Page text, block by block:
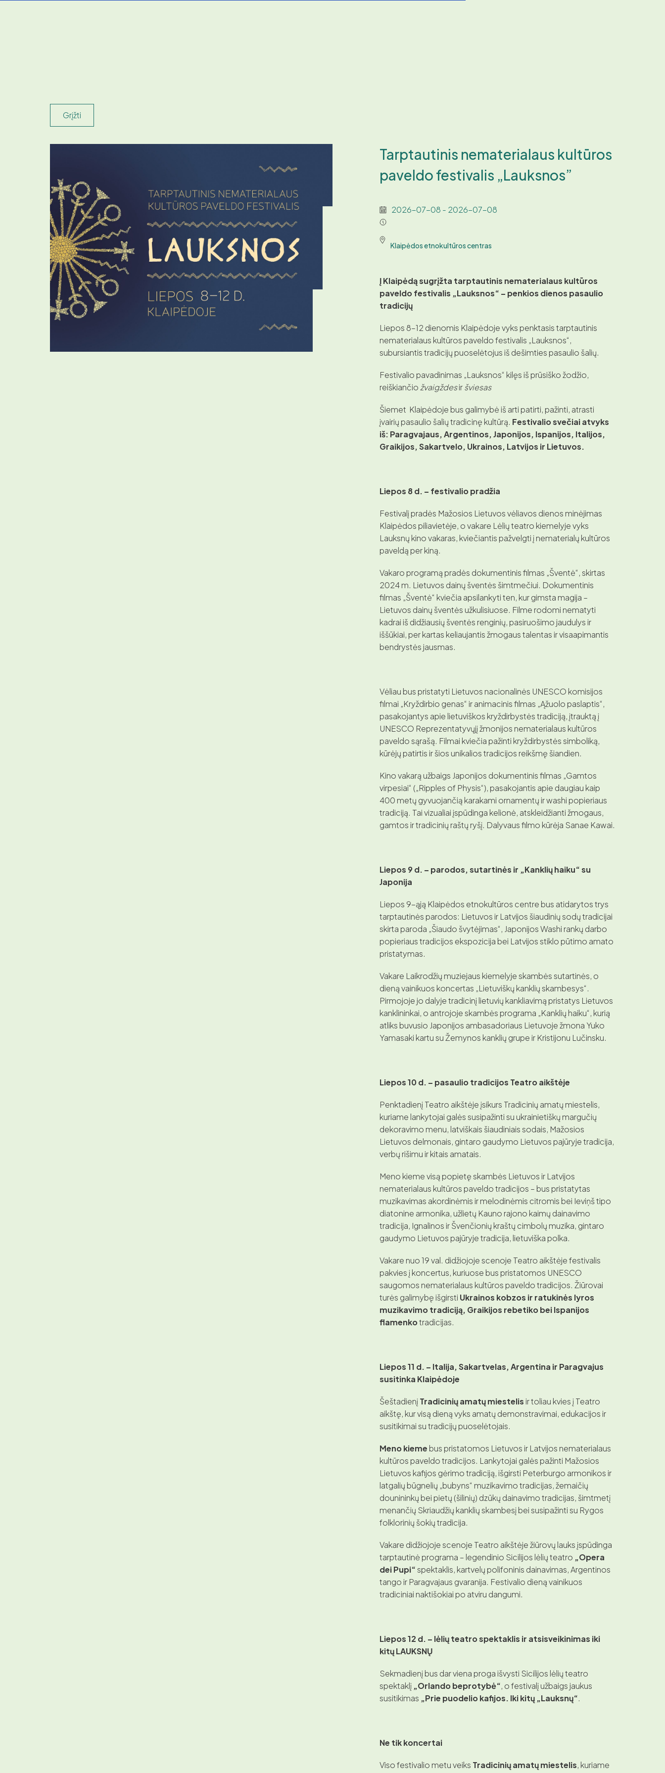
Grįžti
Tarptautinis nematerialaus kultūros
paveldo festivalis „Lauksnos”
2026-07-08 - 2026-07-08
Klaipėdos etnokultūros centras
Į Klaipėdą sugrįžta tarptautinis nematerialaus kultūros
paveldo festivalis „Lauksnos“ – penkios dienos pasaulio
tradicijų
Liepos 8–12 dienomis Klaipėdoje vyks penktasis tarptautinis
nematerialaus kultūros paveldo festivalis „Lauksnos“,
subursiantis tradicijų puoselėtojus iš dešimties pasaulio šalių.
Festivalio pavadinimas „Lauksnos“ kilęs iš prūsiško žodžio,
reiškiančiožvaigždesiršviesas
Šiemet Klaipėdoje bus galimybė iš arti patirti, pažinti, atrasti
įvairių pasaulio šalių tradicinę kultūrą. Festivalio svečiai atvyks
iš: Paragvajaus, Argentinos, Japonijos, Ispanijos, Italijos,
Graikijos, Sakartvelo, Ukrainos, Latvijos ir Lietuvos.
Liepos 8 d. – festivalio pradžia
Festivalį pradės Mažosios Lietuvos vėliavos dienos minėjimas
Klaipėdos piliavietėje, o vakare Lėlių teatro kiemelyje vyks
Lauksnų kino vakaras, kviečiantis pažvelgti į nematerialų kultūros
paveldą per kiną.
Vakaro programą pradės dokumentinis filmas „Šventė“, skirtas
2024 m. Lietuvos dainų šventės šimtmečiui. Dokumentinis
filmas „Šventė“ kviečia apsilankyti ten, kur gimsta magija –
Lietuvos dainų šventės užkulisiuose. Filme rodomi nematyti
kadrai iš didžiausių šventės renginių, pasiruošimo jaudulys ir
iššūkiai, per kartas keliaujantis žmogaus talentas ir visaapimantis
bendrystės jausmas.
Vėliau bus pristatyti Lietuvos nacionalinės UNESCO komisijos
filmai „Kryždirbio genas“ ir animacinis filmas „Ąžuolo paslaptis“,
pasakojantys apie lietuviškos kryždirbystės tradiciją, įtrauktą į
UNESCO Reprezentatyvųjį žmonijos nematerialaus kultūros
paveldo sąrašą. Filmai kviečia pažinti kryždirbystės simboliką,
kūrėjų patirtis ir šios unikalios tradicijos reikšmę šiandien.
Kino vakarą užbaigs Japonijos dokumentinis filmas „Gamtos
virpesiai“ („Ripples of Physis“), pasakojantis apie daugiau kaip
400 metų gyvuojančią karakami ornamentų ir washi popieriaus
tradiciją. Tai vizualiai įspūdinga kelionė, atskleidžianti žmogaus,
gamtos ir tradicinių raštų ryšį. Dalyvaus filmo kūrėja Sanae Kawai.
Liepos 9 d. – parodos, sutartinės ir „Kanklių haiku“ su
Japonija
Liepos 9-ąją Klaipėdos etnokultūros centre bus atidarytos trys
tarptautinės parodos: Lietuvos ir Latvijos šiaudinių sodų tradicijai
skirta paroda „Šiaudo švytėjimas“, Japonijos Washi rankų darbo
popieriaus tradicijos ekspozicija bei Latvijos stiklo pūtimo amato
pristatymas.
Vakare Laikrodžių muziejaus kiemelyje skambės sutartinės, o
dieną vainikuos koncertas „Lietuviškų kanklių skambesys“.
Pirmojoje jo dalyje tradicinį lietuvių kankliavimą pristatys Lietuvos
kanklininkai, o antrojoje skambės programa „Kanklių haiku“, kurią
atliks buvusio Japonijos ambasadoriaus Lietuvoje žmona Yuko
Yamasaki kartu su Žemynos kanklių grupe ir Kristijonu Lučinsku.
Liepos 10 d. – pasaulio tradicijos Teatro aikštėje
Penktadienį Teatro aikštėje įsikurs Tradicinių amatų miestelis,
kuriame lankytojai galės susipažinti su ukrainietiškų margučių
dekoravimo menu, latviškais šiaudiniais sodais, Mažosios
Lietuvos delmonais, gintaro gaudymo Lietuvos pajūryje tradicija,
verbų rišimu ir kitais amatais.
Meno kieme visą popietę skambės Lietuvos ir Latvijos
nematerialaus kultūros paveldo tradicijos – bus pristatytas
muzikavimas akordinėmis ir melodinėmis citromis bei Ieviņš tipo
diatonine armonika, užlietų Kauno rajono kaimų dainavimo
tradicija, Ignalinos ir Švenčionių kraštų cimbolų muzika, gintaro
gaudymo Lietuvos pajūryje tradicija, lietuviška polka.
Vakare nuo 19 val. didžiojoje scenoje Teatro aikštėje festivalis
pakvies į koncertus, kuriuose bus pristatomos UNESCO
saugomos nematerialaus kultūros paveldo tradicijos. Žiūrovai
turės galimybę išgirsti Ukrainos kobzos ir ratukinės lyros
muzikavimo tradiciją, Graikijos rebetiko bei Ispanijos
flamenkotradicijas.
Liepos 11 d. – Italija, Sakartvelas, Argentina ir Paragvajus
susitinka Klaipėdoje
ŠeštadienįTradicinių amatų miestelis ir toliau kvies į Teatro
aikštę, kur visą dieną vyks amatų demonstravimai, edukacijos ir
susitikimai su tradicijų puoselėtojais.
Meno kieme bus pristatomos Lietuvos ir Latvijos nematerialaus
kultūros paveldo tradicijos. Lankytojai galės pažinti Mažosios
Lietuvos kafijos gėrimo tradiciją, išgirsti Peterburgo armonikos ir
latgalių būgnelių „bubyns“ muzikavimo tradicijas, žemaičių
dounininkų bei pietų (šilinių) dzūkų dainavimo tradicijas, šimtmetį
menančių Skriaudžių kanklių skambesį bei susipažinti su Rygos
folklorinių šokių tradicija.
Vakare didžiojoje scenoje Teatro aikštėje žiūrovų lauks įspūdinga
tarptautinė programa – legendinio Sicilijos lėlių teatro „Opera
dei Pupi“spektaklis, kartvelų polifoninis dainavimas, Argentinos
tango ir Paragvajaus gvaranija. Festivalio dieną vainikuos
tradiciniai naktišokiai po atviru dangumi.
Liepos 12 d. – lėlių teatro spektaklis ir atsisveikinimas iki
kitų LAUKSNŲ
Sekmadienį bus dar viena proga išvysti Sicilijos lėlių teatro
spektaklį „Orlando beprotybė“, o festivalį užbaigs jaukus
susitikimas „Prie puodelio kafijos. Iki kitų „Lauksnų“.
Ne tik koncertai
Viso festivalio metu veiks Tradicinių amatų miestelis, kuriame